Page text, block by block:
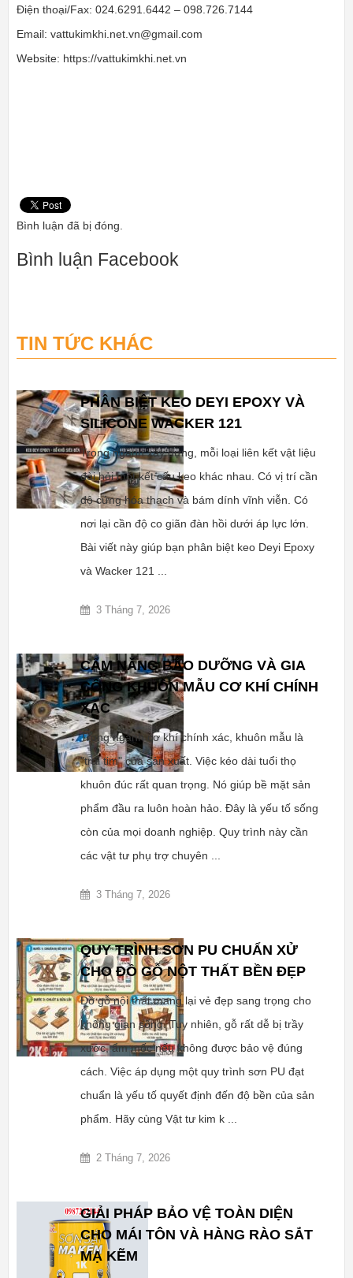
Điện thoại/Fax: 024.6291.6442 – 098.726.7144
Email: vattukimkhi.net.vn@gmail.com
Website: https://vattukimkhi.net.vn
Bình luận đã bị đóng.
Bình luận Facebook
TIN TỨC KHÁC
PHÂN BIỆT KEO DEYI EPOXY VÀ
SILICONE WACKER 121
Trong ngành xây dựng, mỗi loại liên kết vật liệu
đòi hỏi một kết cấu keo khác nhau. Có vị trí cần
độ cứng hóa thạch và bám dính vĩnh viễn. Có
nơi lại cần độ co giãn đàn hồi dưới áp lực lớn.
Bài viết này giúp bạn phân biệt keo Deyi Epoxy
và Wacker 121 ...
3 Tháng 7, 2026
CẨM NĂNG BẢO DƯỠNG VÀ GIA
CÔNG KHUÔN MẪU CƠ KHÍ CHÍNH
XÁC
Trong ngành cơ khí chính xác, khuôn mẫu là
"trái tim" của sản xuất. Việc kéo dài tuổi thọ
khuôn đúc rất quan trọng. Nó giúp bề mặt sản
phẩm đầu ra luôn hoàn hảo. Đây là yếu tố sống
còn của mọi doanh nghiệp. Quy trình này cần
các vật tư phụ trợ chuyên ...
3 Tháng 7, 2026
QUY TRÌNH SƠN PU CHUẨN XỬ
CHO ĐỒ GỖ NỘT THẤT BỀN ĐẸP
Đồ gỗ nội thất mang lại vẻ đẹp sang trọng cho
không gian sống. Tuy nhiên, gỗ rất dễ bị trầy
xước, ẩm mốc nếu không được bảo vệ đúng
cách. Việc áp dụng một quy trình sơn PU đạt
chuẩn là yếu tố quyết định đến độ bền của sản
phẩm. Hãy cùng Vật tư kim k ...
2 Tháng 7, 2026
GIẢI PHÁP BẢO VỆ TOÀN DIỆN
CHO MÁI TÔN VÀ HÀNG RÀO SẮT
MẠ KẼM